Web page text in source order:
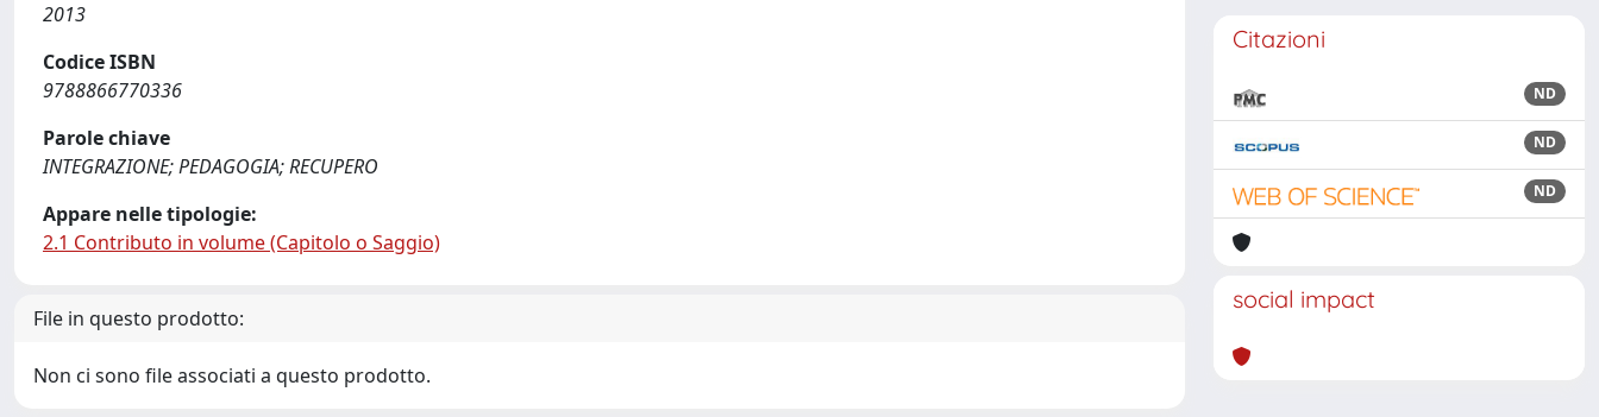
2013
Codice ISBN
9788866770336
Parole chiave
INTEGRAZIONE; PEDAGOGIA; RECUPERO
Appare nelle tipologie:
2.1 Contributo in volume (Capitolo o Saggio)
File in questo prodotto:
Non ci sono file associati a questo prodotto.
Citazioni
ND
ND
ND
social impact